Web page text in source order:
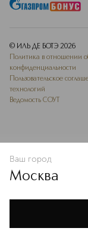
Политике
В КОРЗИНУ
© ИЛЬ ДЕ БОТЭ 2026
Политика в отношении
конфиденциальности
Пользовательское
технологий
Ведомость СОУТ
Ваш город
Москва